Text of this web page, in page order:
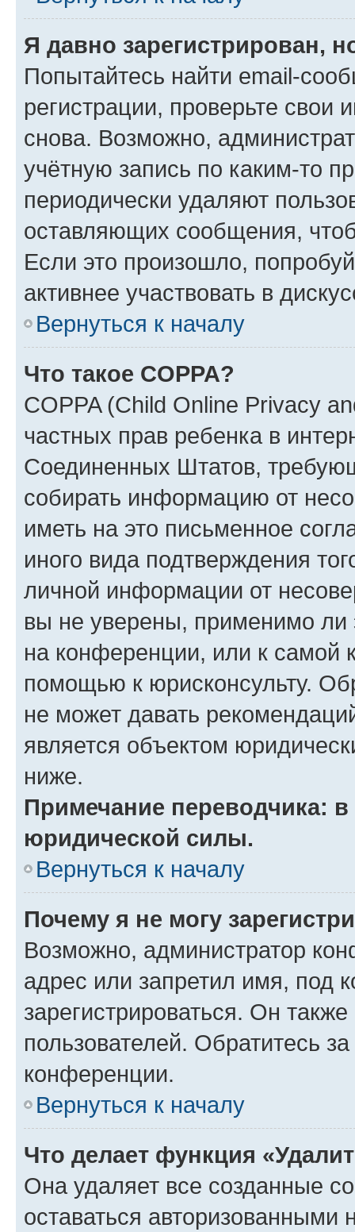
Я давно зарегистрирован,
Попытайтесь найти email-
регистрации, проверьте свои
снова. Возможно,
учётную запись по каким-то
периодически удаляют
оставляющих сообщения,
Если это произошло,
активнее участвовать в
Вернуться к началу
Что такое COPPA?
COPPA (Child Online Privacy
частных прав ребенка в
Соединенных Штатов,
собирать информацию от
иметь на это письменное
иного вида подтверждения
личной информации от
вы не уверены, применимо ли
на конференции, или к самой
помощью к юрисконсульту.
не может давать
является объектом
ниже.
Примечание переводчика:
юридической силы.
Вернуться к началу
Почему я не могу
Возможно, администратор
адрес или запретил имя, под
зарегистрироваться. Он
пользователей. Обратитесь
конференции.
Вернуться к началу
Что делает функция
Она удаляет все созданные
оставаться авторизованными